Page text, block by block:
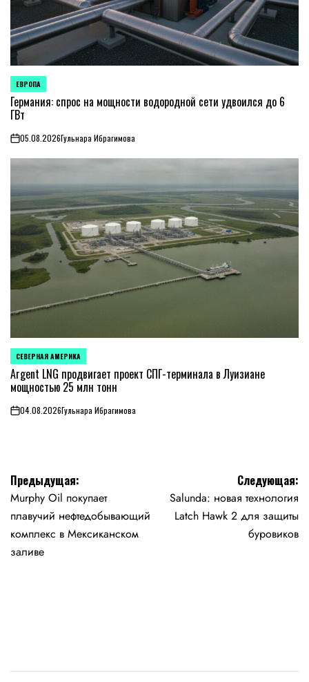
ОПУБЛИКОВАНО
В
ЕВРОПА
Германия: спрос на мощности водородной сети удвоился до 6
ГВт
on05.08.2026Гульнара Ибрагимова
ОПУБЛИКОВАНО
В
СЕВЕРНАЯ АМЕРИКА
Argent LNG продвигает проект СПГ-терминала в Луизиане
мощностью 25 млн тонн
on04.08.2026Гульнара Ибрагимова
Навигация
по
записям
Предыдущая:
Murphy Oil покупает
плавучий нефтедобывающий
комплекс в Мексиканском
заливе
Следующая:
Salunda: новая технология
Latch Hawk 2 для защиты
буровиков